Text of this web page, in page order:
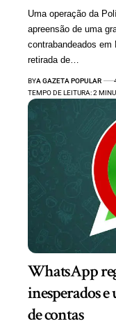
Uma operação da
apreensão de uma
contrabandeados
retirada de…
BYA GAZETA POPULAR
TEMPO DE LEITURA: 2
WhatsApp
inesperados
de contas